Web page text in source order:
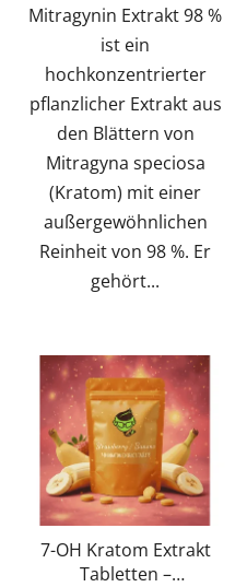
Mitragynin Extrakt 98 %
ist ein
hochkonzentrierter
pflanzlicher Extrakt aus
den Blättern von
Mitragyna speciosa
(Kratom) mit einer
außergewöhnlichen
Reinheit von 98 %. Er
gehört...
7-OH Kratom Extrakt
Tabletten –